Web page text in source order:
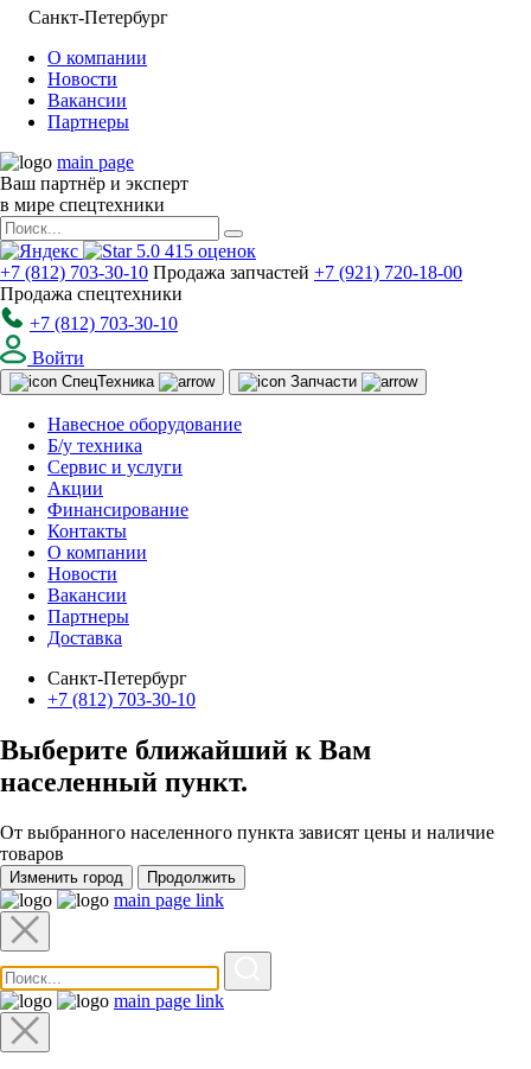
Санкт-Петербург
О компании
Новости
Вакансии
Партнеры
main page
Ваш партнёр и эксперт
в мире спецтехники
5.0 415 оценок
+7 (812) 703-30-10 Продажа запчастей +7 (921) 720-18-00
Продажа спецтехники
+7 (812) 703-30-10
Войти
СпецТехника Запчасти
Навесное оборудование
Б/у техника
Сервис и услуги
Акции
Финансирование
Контакты
О компании
Новости
Вакансии
Партнеры
Доставка
Санкт-Петербург
+7 (812) 703-30-10
Выберите ближайший к Вам
населенный пункт.
От выбранного населенного пункта зависят цены и наличие
товаров
Изменить город Продолжить
main page link
main page link